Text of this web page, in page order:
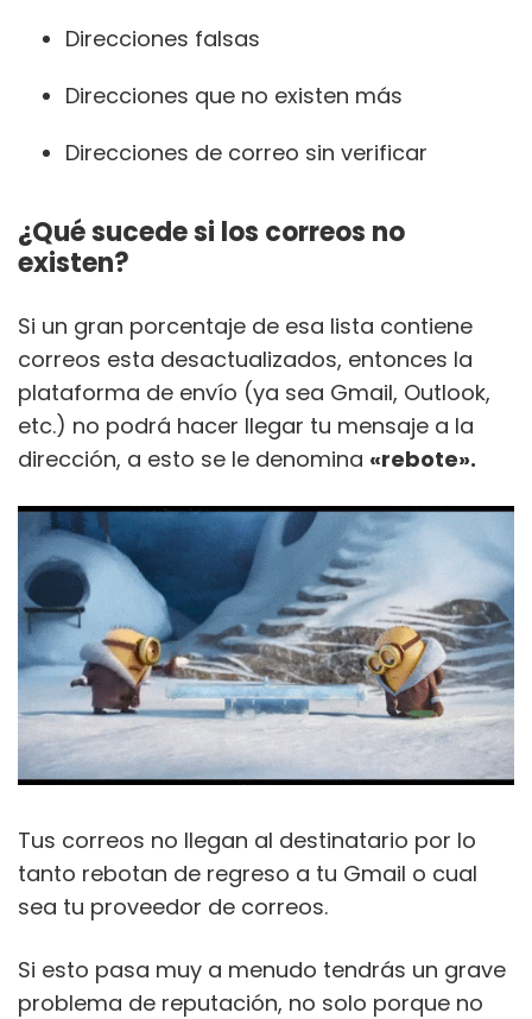
Direcciones falsas
Direcciones que no existen más
Direcciones de correo sin verificar
¿Qué sucede si los correos no
existen?
Si un gran porcentaje de esa lista contiene
correos esta desactualizados, entonces la
plataforma de envío (ya sea Gmail, Outlook,
etc.) no podrá hacer llegar tu mensaje a la
dirección, a esto se le denomina «rebote».
Tus correos no llegan al destinatario por lo
tanto rebotan de regreso a tu Gmail o cual
sea tu proveedor de correos.
Si esto pasa muy a menudo tendrás un grave
problema de reputación, no solo porque no